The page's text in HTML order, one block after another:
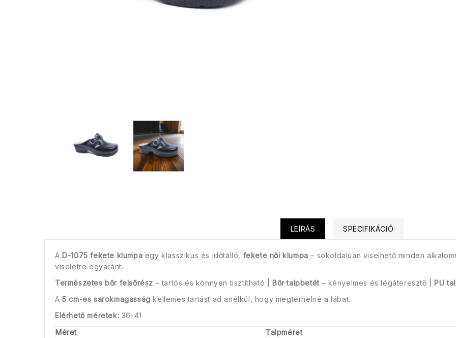
LEÍRÁS SPECIFIKÁCIÓ
A D-1075 fekete klumpa egy klasszikus és időtálló, fekete női klumpa – sokoldalúan viselhető minden
viseletre egyaránt.
Természetes bőr felsőrész – tartós és könnyen tisztítható | Bőr talpbetét – kényelmes és légáteresztő | PU
A5 cm-es sarokmagasság kellemes tartást ad anélkül, hogy megterhelné a lábat.
Elérhető méretek: 36-41
Méret
Talpméret